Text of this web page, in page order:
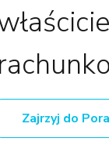
Zajrzyj do